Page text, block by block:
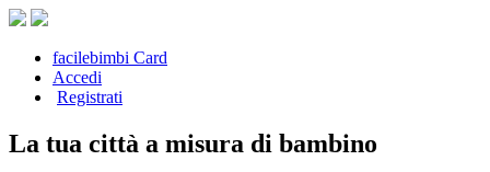
facilebimbi Card
Accedi
Registrati
La tua città a misura di bambino